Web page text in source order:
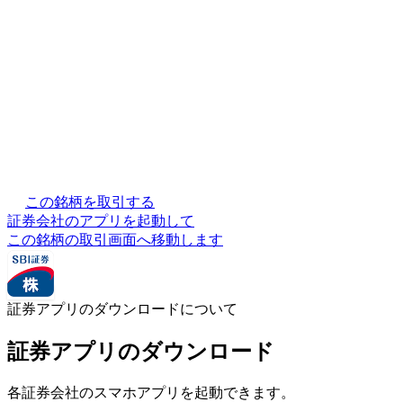
この銘柄を取引する
証券会社のアプリを起動して
この銘柄の取引画面へ移動します
証券アプリのダウンロードについて
証券アプリのダウンロード
各証券会社のスマホアプリを起動できます。